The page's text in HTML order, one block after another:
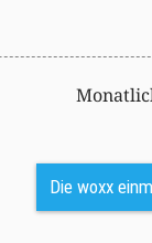
Die woxx